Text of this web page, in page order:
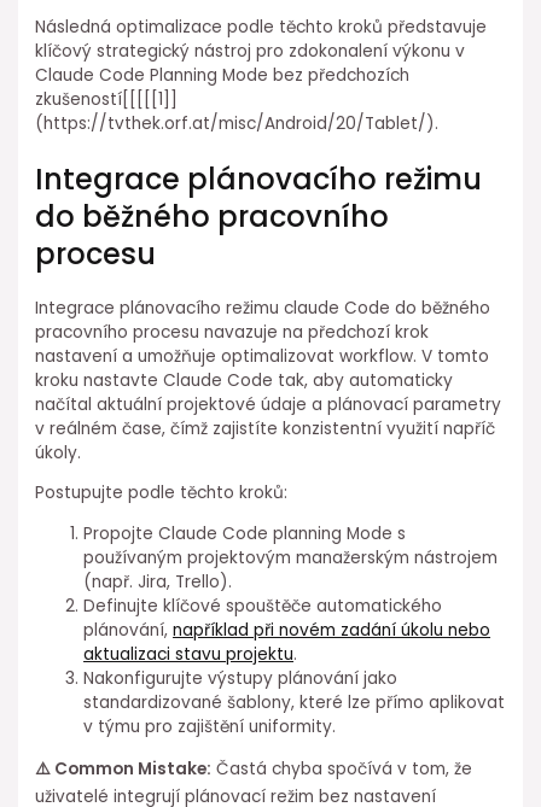
Následná optimalizace podle těchto kroků představuje
klíčový strategický⁢ nástroj pro zdokonalení výkonu v
Claude Code⁢ Planning Mode bez předchozích⁢
zkušeností[[[[[1]]
(https://tvthek.orf.at/misc/Android/20/Tablet/).
Integrace plánovacího režimu
do běžného ⁤pracovního
procesu
Integrace plánovacího režimu claude Code do ⁤běžného
pracovního⁣ procesu navazuje na předchozí krok
nastavení a umožňuje optimalizovat workflow. V tomto
kroku nastavte Claude Code ⁣tak, aby automaticky
načítal aktuální projektové údaje a plánovací parametry
v reálném čase, čímž zajistíte konzistentní využití napříč
úkoly.
Postupujte podle těchto ⁣kroků:
Propojte Claude Code planning Mode s
používaným projektovým manažerským nástrojem
(např. Jira,⁢ Trello).
Definujte klíčové spouštěče automatického
plánování,⁢například při ⁣novém zadání úkolu nebo
aktualizaci stavu projektu.
Nakonfigurujte výstupy plánování jako
standardizované šablony, které lze přímo ⁢aplikovat
v týmu pro zajištění uniformity.
⚠️ ⁤Common Mistake: Častá chyba⁣ spočívá ⁤v tom, že
uživatelé integrují plánovací režim bez nastavení